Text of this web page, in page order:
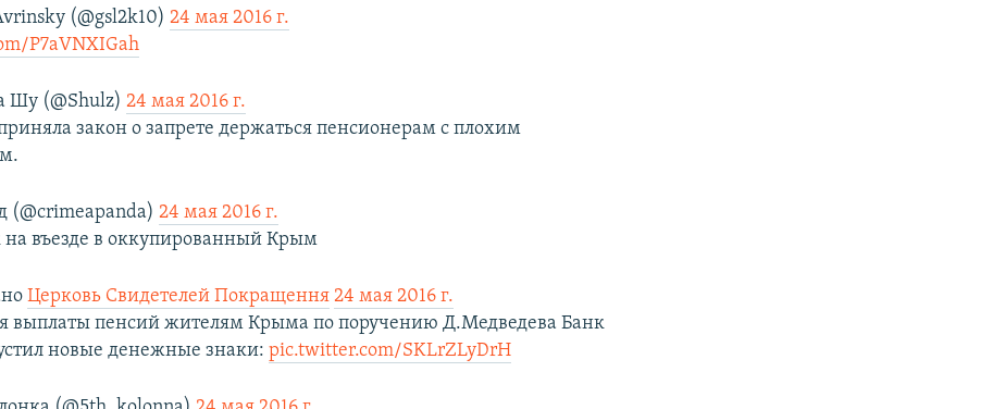
(@gsl2k10)24 мая 2016 г.
P7aVNXIGah
(@Shulz)24 мая 2016 г.
закон о запрете держаться пенсионерам с плохим
24 мая 2016 г.
въезде в оккупированный Крым
Церковь Свидетелей Покращення 24 мая 2016 г.
выплаты пенсий жителям Крыма по поручению Д.Медведева Банк
новые денежные знаки:pic.twitter.com/SKLrZLyDrH